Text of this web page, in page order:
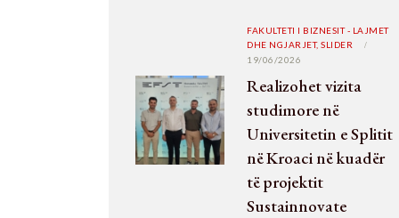
FAKULTETI I BIZNESIT - LAJMET
DHE NGJARJET, SLIDER
19/06/2026
Realizohet vizita
studimore në
Universitetin e Splitit
në Kroaci në kuadër
të projektit
Sustainnovate